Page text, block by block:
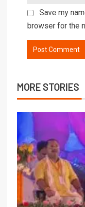
Save my
browser for the
MORE STORIES